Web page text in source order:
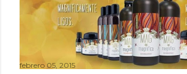
a
r
febrero 05, 2015